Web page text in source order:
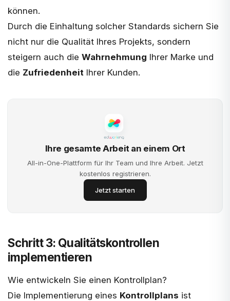
können.
Durch die Einhaltung solcher Standards sichern Sie
nicht nur die Qualität Ihres Projekts, sondern
steigern auch die Wahrnehmung Ihrer Marke und
die Zufriedenheit Ihrer Kunden.
Ihre gesamte Arbeit an einem Ort
All-in-One-Plattform für Ihr Team und Ihre Arbeit. Jetzt
kostenlos registrieren.
Jetzt starten
Schritt 3: Qualitätskontrollen
implementieren
Wie entwickeln Sie einen Kontrollplan?
Die Implementierung eines Kontrollplans ist